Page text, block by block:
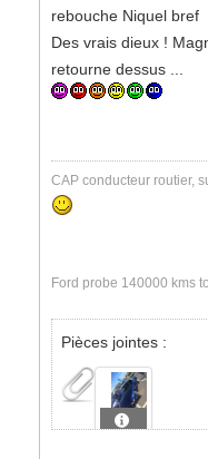
rebouche Niquel bref
Des vrais dieux !
retourne dessus ...
CAP conducteur routier,
Ford probe 140000 kms
Pièces jointes :